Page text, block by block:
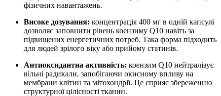
фізичних навантажень.
Високе дозування: концентрація 400 мг в одній капсулі
дозволяє заповнити рівень коензиму Q10 навіть за
підвищених енергетичних потреб. Така форма підходить
для людей зрілого віку або прийому статинів.
Антиоксидантна активність: коензим Q10 нейтралізує
вільні радикали, запобігаючи окисному впливу на
мембрани клітин та мітохондрії. Це сприяє збереженню
структурної цілісності тканин.